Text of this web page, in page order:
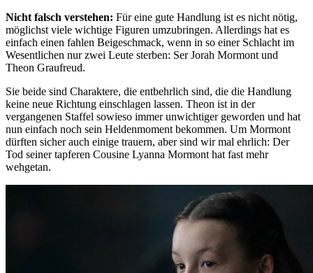
Nicht falsch verstehen: Für eine gute Handlung ist es nicht nötig,
möglichst viele wichtige Figuren umzubringen. Allerdings hat es
einfach einen fahlen Beigeschmack, wenn in so einer Schlacht im
Wesentlichen nur zwei Leute sterben: Ser Jorah Mormont und
Theon Graufreud.
Sie beide sind Charaktere, die entbehrlich sind, die die Handlung
keine neue Richtung einschlagen lassen. Theon ist in der
vergangenen Staffel sowieso immer unwichtiger geworden und hat
nun einfach noch sein Heldenmoment bekommen. Um Mormont
dürften sicher auch einige trauern, aber sind wir mal ehrlich: Der
Tod seiner tapferen Cousine Lyanna Mormont hat fast mehr
wehgetan.